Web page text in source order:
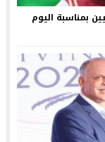
بمناسبة اليوم